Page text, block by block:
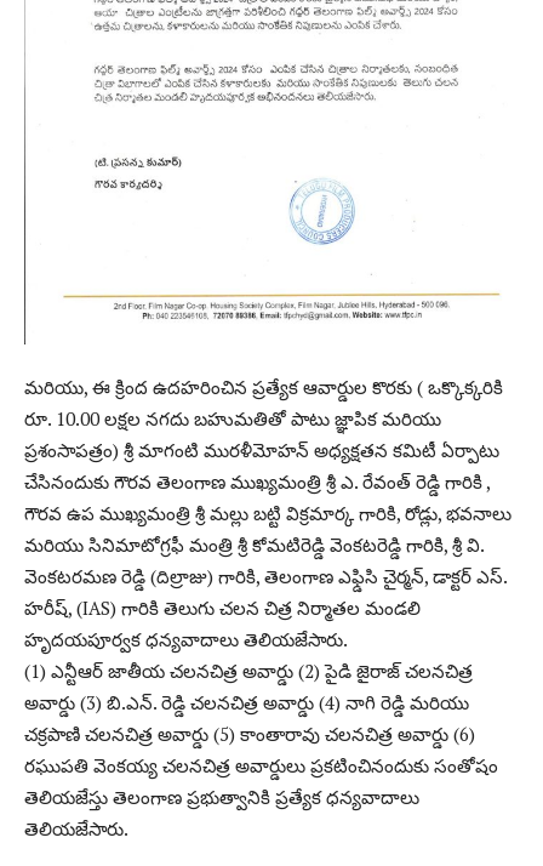
మరియు, ఈ క్రింద ఉదహరించిన ప్రత్యేక ఆవార్డుల కొరకు ( ఒక్కొక్కరికి
రూ. 10.00 లక్షల నగదు బహుమతితో పాటు జ్ఞాపిక మరియు
ప్రశంసాపత్రం) శ్రీ మాగంటి మురళీమోహన్ అధ్యక్షతన కమిటీ ఏర్పాటు
చేసినందుకు గౌరవ తెలంగాణ ముఖ్యమంత్రి శ్రీ ఎ. రేవంత్ రెడ్డి గారికి ,
గౌరవ ఉప ముఖ్యమంత్రి శ్రీ మల్లు బట్టి విక్రమార్క గారికి, రోడ్లు, భవనాలు
మరియు సినిమాటోగ్రఫీ మంత్రి శ్రీ కోమటిరెడ్డి వెంకటరెడ్డి గారికి, శ్రీ వి.
వెంకటరమణ రెడ్డి (దిల్రాజు) గారికి, తెలంగాణ ఎఫ్డిసి చైర్మన్, డాక్టర్ ఎస్.
హరీష్, (IAS) గారికి తెలుగు చలన చిత్ర నిర్మాతల మండలి
హృదయపూర్వక ధన్యవాదాలు తెలియజేసారు.
(1) ఎన్టీఆర్ జాతీయ చలనచిత్ర అవార్డు (2) పైడి జైరాజ్ చలనచిత్ర
అవార్డు (3) బి.ఎన్. రెడ్డి చలనచిత్ర అవార్డు (4) నాగి రెడ్డి మరియు
చక్రపాణి చలనచిత్ర అవార్డు (5) కాంతారావు చలనచిత్ర అవార్డు (6)
రఘుపతి వెంకయ్య చలనచిత్ర అవార్డులు ప్రకటించినందుకు సంతోషం
తెలియజేస్తు తెలంగాణ ప్రభుత్వానికి ప్రత్యేక ధన్యవాదాలు
తెలియజేసారు.